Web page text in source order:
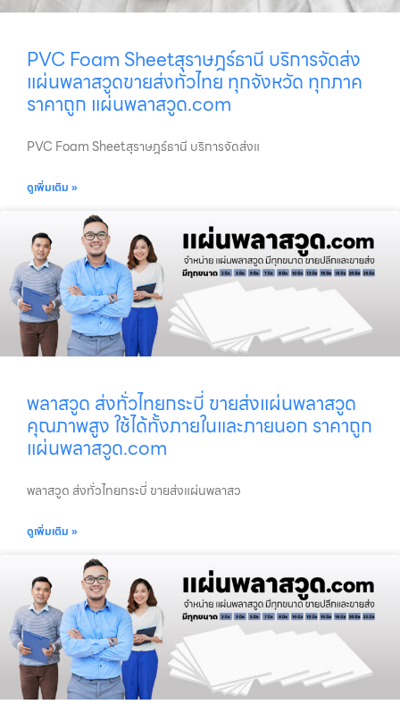
PVC Foam Sheetสุราษฎร์ธานี บริการจัดส่ง
แผ่นพลาสวูดขายส่งทั่วไทย ทุกจังหวัด ทุกภาค
ราคาถูก แผ่นพลาสวูด.com
PVC Foam Sheetสุราษฎร์ธานี บริการจัดส่งแ
ดูเพิ่มเติม »
พลาสวูด ส่งทั่วไทยกระบี่ ขายส่งแผ่นพลาสวูด
คุณภาพสูง ใช้ได้ทั้งภายในและภายนอก ราคาถูก
แผ่นพลาสวูด.com
พลาสวูด ส่งทั่วไทยกระบี่ ขายส่งแผ่นพลาสว
ดูเพิ่มเติม »